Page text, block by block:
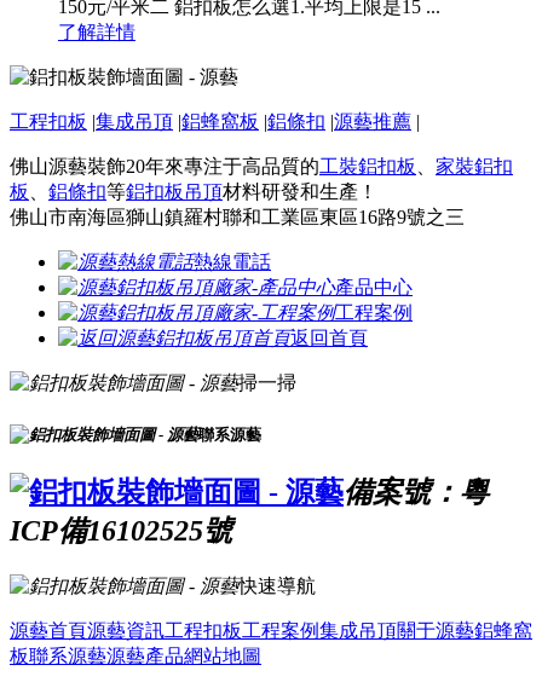
150元/平米二 鋁扣板怎么選1.平均上限是15 ...
了解詳情
工程扣板 |集成吊頂 |鋁蜂窩板 |鋁條扣 |源藝推薦 |
佛山源藝裝飾20年來專注于高品質的工裝鋁扣板 、 家裝鋁扣
板 、 鋁條扣等鋁扣板吊頂材料研發和生產！
佛山市南海區獅山鎮羅村聯和工業區東區16路9號之三
熱線電話
產品中心
工程案例
返回首頁
掃一掃
聯系源藝
備案號：粵
ICP備16102525號
快速導航
源藝首頁源藝資訊工程扣板工程案例集成吊頂關于源藝鋁蜂窩
板聯系源藝源藝產品網站地圖